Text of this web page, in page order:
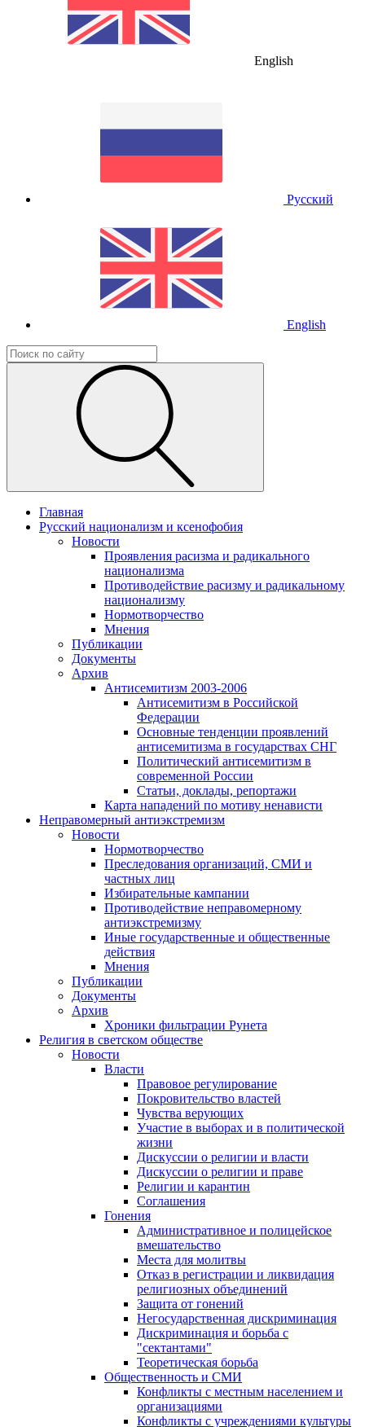
English
Русский
English
Главная
Русский национализм и ксенофобия
Новости
Проявления расизма и радикального
национализма
Противодействие расизму и радикальному
национализму
Нормотворчество
Мнения
Публикации
Документы
Архив
Антисемитизм 2003-2006
Антисемитизм в Российской
Федерации
Основные тенденции проявлений
антисемитизма в государствах СНГ
Политический антисемитизм в
современной России
Статьи, доклады, репортажи
Карта нападений по мотиву ненависти
Неправомерный антиэкстремизм
Новости
Нормотворчество
Преследования организаций, СМИ и
частных лиц
Избирательные кампании
Противодействие неправомерному
антиэкстремизму
Иные государственные и общественные
действия
Мнения
Публикации
Документы
Архив
Хроники фильтрации Рунета
Религия в светском обществе
Новости
Власти
Правовое регулирование
Покровительство властей
Чувства верующих
Участие в выборах и в политической
жизни
Дискуссии о религии и власти
Дискуссии о религии и праве
Религии и карантин
Соглашения
Гонения
Административное и полицейское
вмешательство
Места для молитвы
Отказ в регистрации и ликвидация
религиозных объединений
Защита от гонений
Негосударственная дискриминация
Дискриминация и борьба с
"сектантами"
Теоретическая борьба
Общественность и СМИ
Конфликты с местным населением и
организациями
Конфликты с учреждениями культуры